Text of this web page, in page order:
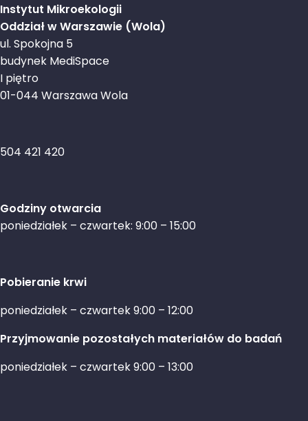
Instytut Mikroekologii
Oddział w Warszawie (Wola)
ul. Spokojna 5
budynek MediSpace
I piętro
01-044 Warszawa Wola
504 421 420
Godziny otwarcia
poniedziałek – czwartek: 9:00 – 15:00
Pobieranie krwi
poniedziałek – czwartek 9:00 – 12:00
Przyjmowanie pozostałych materiałów do badań
poniedziałek – czwartek 9:00 – 13:00